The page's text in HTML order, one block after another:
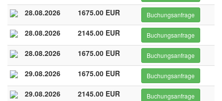
28.08.2026 1675.00 EUR Buchungsanfrage
28.08.2026 2145.00 EUR Buchungsanfrage
28.08.2026 1675.00 EUR Buchungsanfrage
29.08.2026 1675.00 EUR Buchungsanfrage
29.08.2026 2145.00 EUR Buchungsanfrage